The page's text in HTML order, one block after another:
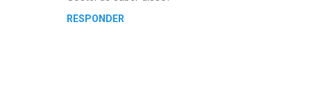
RESPONDER